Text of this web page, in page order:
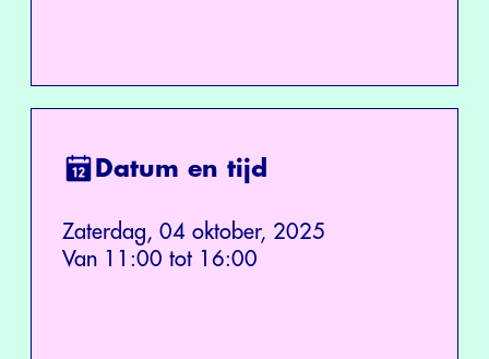
Datum en tijd
Zaterdag, 04 oktober, 2025
Van 11:00 tot 16:00